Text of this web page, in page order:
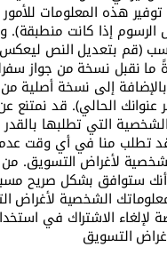
هذه المعلومات للأمور
الرسوم إذا كانت منطبقة).
(قم بتعديل النص
ما نقبل نسخة من جواز
إلى نسخة أصلية
الحالي). قد نمتنع
التي تطلبها
قد تطلب منا في أي وقت
لأغراض التسويق. من
أنك ستوافق بشكل صريح
الشخصية لأغراض
لإلغاء الاشتراك في